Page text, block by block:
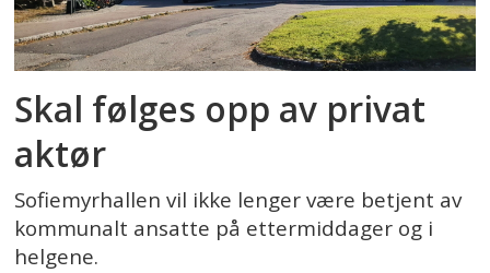
Skal følges opp av privat
aktør
Sofiemyrhallen vil ikke lenger være betjent av
kommunalt ansatte på ettermiddager og i
helgene.